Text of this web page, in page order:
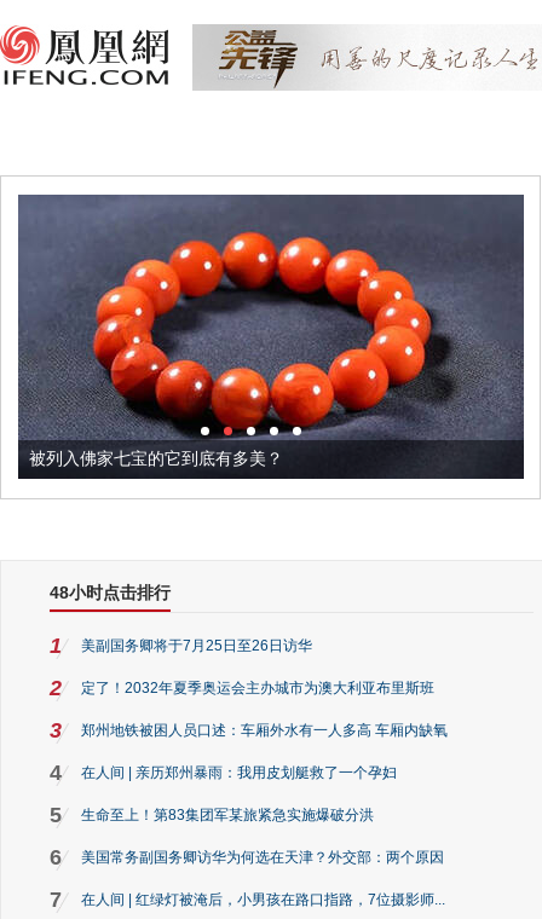
被列入佛家七宝的它到底有多美？
48小时点击排行
1 美副国务卿将于7月25日至26日访华
2 定了！2032年夏季奥运会主办城市为澳大利亚布里斯班
3 郑州地铁被困人员口述：车厢外水有一人多高 车厢内缺氧
4 在人间 | 亲历郑州暴雨：我用皮划艇救了一个孕妇
5 生命至上！第83集团军某旅紧急实施爆破分洪
6 美国常务副国务卿访华为何选在天津？外交部：两个原因
7 在人间 | 红绿灯被淹后，小男孩在路口指路，7位摄影师...